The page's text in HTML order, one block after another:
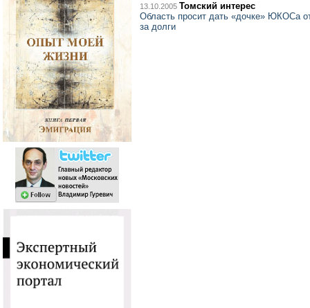
13.10.2005 Томский интерес
Область просит дать «дочке» ЮКОСа
за долги